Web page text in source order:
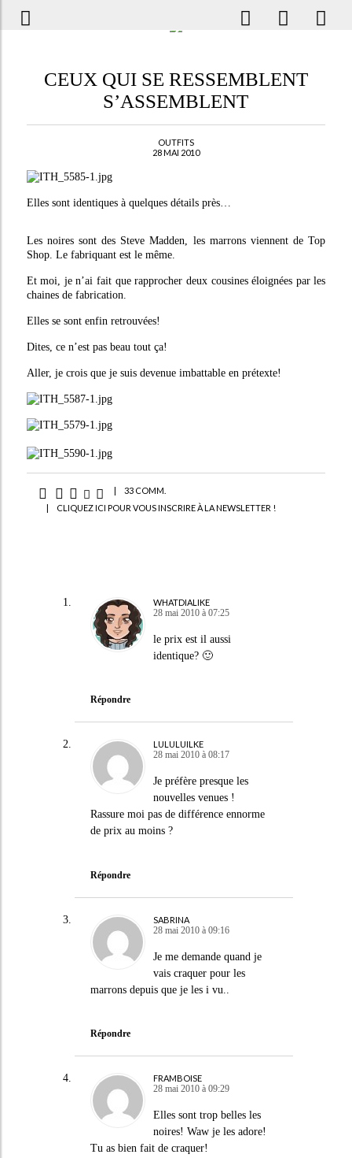
CEUX QUI SE RESSEMBLENT
S’ASSEMBLENT
OUTFITS
28 MAI 2010
Elles sont identiques à quelques détails près…
Les noires sont des Steve Madden, les marrons viennent de Top
Shop. Le fabriquant est le même.
Et moi, je n’ai fait que rapprocher deux cousines éloignées par les
chaines de fabrication.
Elles se sont enfin retrouvées!
Dites, ce n’est pas beau tout ça!
Aller, je crois que je suis devenue imbattable en prétexte!
|
33 COMM.
|
CLIQUEZ ICI POUR VOUS INSCRIRE À LA NEWSLETTER !
WHATDIALIKE
28 mai 2010 à 07:25
le prix est il aussi
identique? 🙂
Répondre
LULULUILKE
28 mai 2010 à 08:17
Je préfère presque les
nouvelles venues !
Rassure moi pas de différence ennorme
de prix au moins ?
Répondre
SABRINA
28 mai 2010 à 09:16
Je me demande quand je
vais craquer pour les
marrons depuis que je les i vu..
Répondre
FRAMBOISE
28 mai 2010 à 09:29
Elles sont trop belles les
noires! Waw je les adore!
Tu as bien fait de craquer!